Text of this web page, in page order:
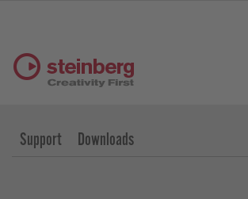
Support Downloads